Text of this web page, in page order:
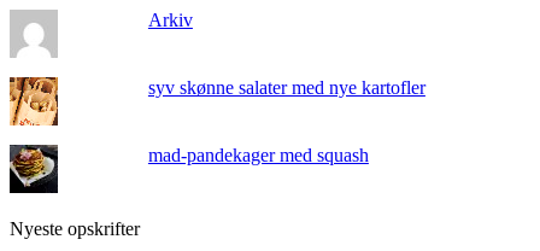
Arkiv
syv skønne salater med nye kartofler
mad-pandekager med squash
Nyeste opskrifter